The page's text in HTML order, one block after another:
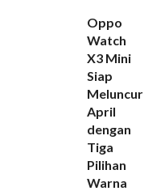
Oppo
Watch
X3 Mini
Siap
Meluncur
April
dengan
Tiga
Pilihan
Warna